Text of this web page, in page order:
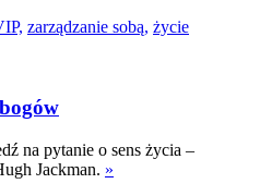
zarządzanie sobą, życie
na pytanie o sens życia –
Jackman. »